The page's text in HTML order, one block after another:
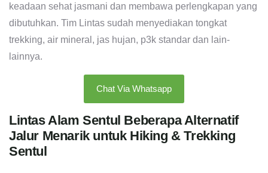
keadaan sehat jasmani dan membawa perlengkapan yang
dibutuhkan. Tim Lintas sudah menyediakan tongkat
trekking, air mineral, jas hujan, p3k standar dan lain-
lainnya.
Chat Via Whatsapp
Lintas Alam Sentul Beberapa Alternatif
Jalur Menarik untuk Hiking & Trekking
Sentul